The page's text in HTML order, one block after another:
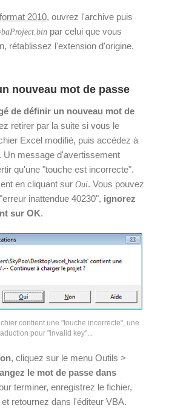
2010, ouvrez l'archive puis
par celui que vous
rétablissez l'extension d'origine.
nouveau mot de passe
de définir un nouveau mot de
retirer par la suite si vous le
Excel modifié, puis accédez à
Un message d'avertissement
qu'une "touche est incorrecte".
en cliquant sur Oui. Vous pouvez
inattendue 40230", ignorez
sur OK.
contient une "touche incorrecte", une
pour "invalid key"...
, cliquez sur le menu Outils >
le mot de passe dans
terminer, enregistrez le fichier,
retournez dans l'éditeur VBA.